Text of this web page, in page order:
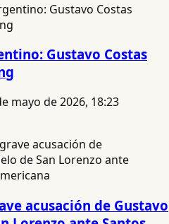
Gustavo Costas
mayo de 2026, 18:23
acusación de Gustavo